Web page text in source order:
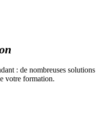
et le préparer pour le
: de nombreuses solutions
votre formation.